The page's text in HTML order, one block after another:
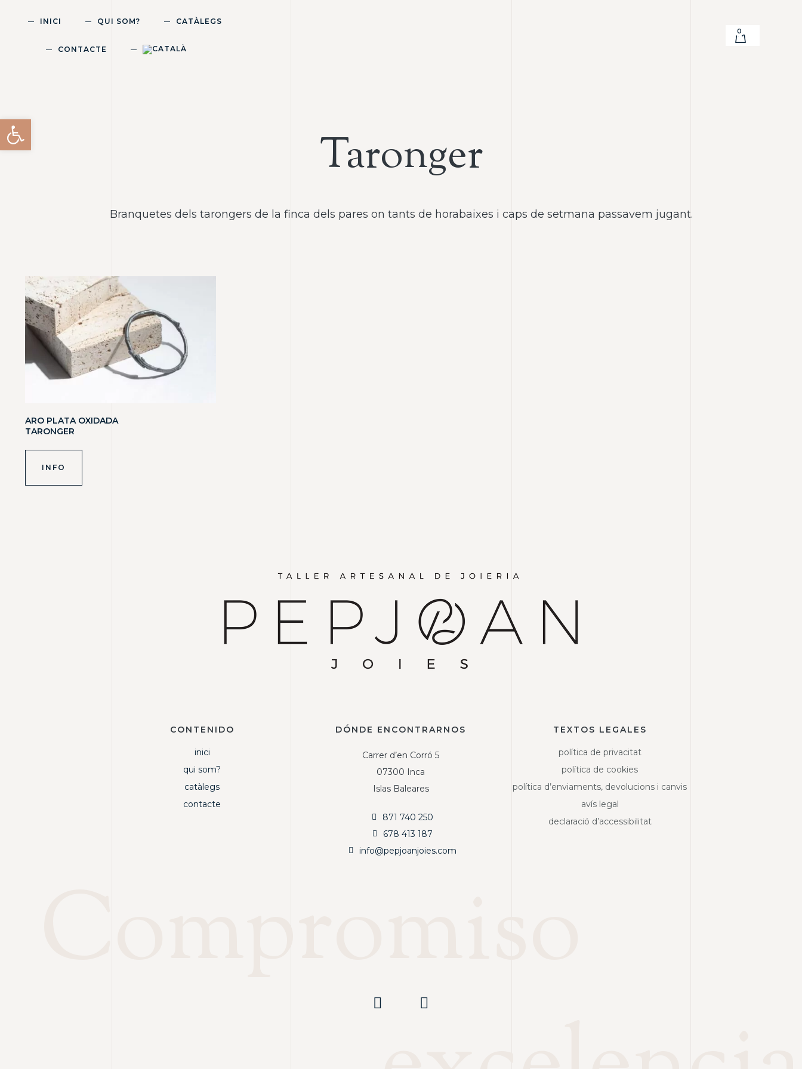
INICI QUI SOM? CATÀLEGS
CONTACTE
0
Taronger
Branquetes dels tarongers de la finca dels pares on tants de horabaixes i caps de setmana passavem jugant.
ARO PLATA OXIDADA
TARONGER
INFO
CONTENIDO
inici
qui som?
catàlegs
contacte
DÓNDE ENCONTRARNOS
Carrer d’en Corró 5
07300 Inca
Islas Baleares
871 740 250
678 413 187
info@pepjoanjoies.com
TEXTOS LEGALES
política de privacitat
política de cookies
política d’enviaments, devolucions i canvis
avís legal
declaració d’accessibilitat
Obre la barra d'eines